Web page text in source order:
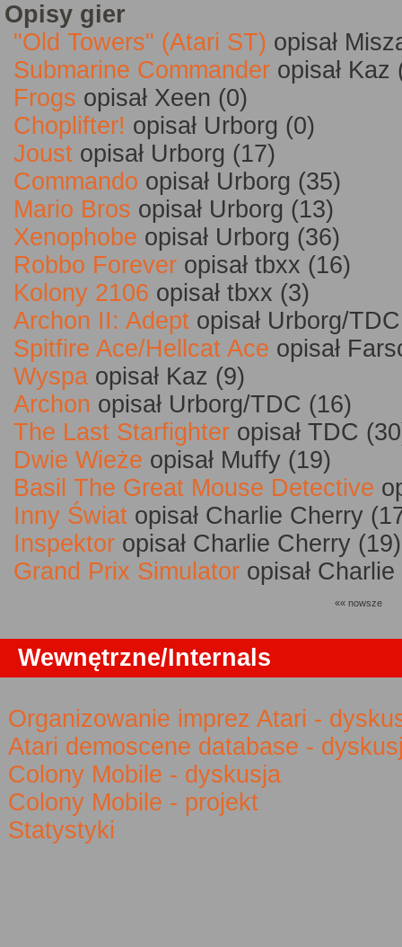
Opisy gier
"Old Towers" (Atari ST) opisał
Submarine Commander opisał Kaz
Frogs opisał Xeen (0)
Choplifter! opisał Urborg (0)
Joust opisał Urborg (17)
Commando opisał Urborg (35)
Mario Bros opisał Urborg (13)
Xenophobe opisał Urborg (36)
Robbo Forever opisał tbxx (16)
Kolony 2106 opisał tbxx (3)
Archon II: Adept opisał Urborg/
Spitfire Ace/Hellcat Ace opisał
Wyspa opisał Kaz (9)
Archon opisał Urborg/TDC (16)
The Last Starfighter opisał TDC
Dwie Wieże opisał Muffy (19)
Basil The Great Mouse Detective
Inny Świat opisał Charlie Cherry
Inspektor opisał Charlie Cherry (19)
Grand Prix Simulator opisał
«« nowsze
Wewnętrzne/Internals
Organizowanie imprez Atari -
Atari demoscene database -
Colony Mobile - dyskusja
Colony Mobile - projekt
Statystyki